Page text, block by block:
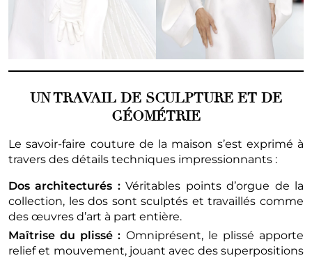
UN TRAVAIL DE SCULPTURE ET DE
GÉOMÉTRIE
Le savoir-faire couture de la maison s’est exprimé à
travers des détails techniques impressionnants :
Dos architecturés :Véritables points d’orgue de la
collection, les dos sont sculptés et travaillés comme
des œuvres d’art à part entière.
Maîtrise du plissé : Omniprésent, le plissé apporte
relief et mouvement, jouant avec des superpositions